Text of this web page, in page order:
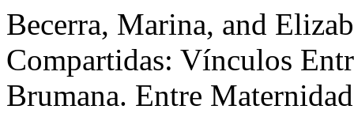
Becerra, Marina, and
Compartidas: Vínculos
Brumana. Entre